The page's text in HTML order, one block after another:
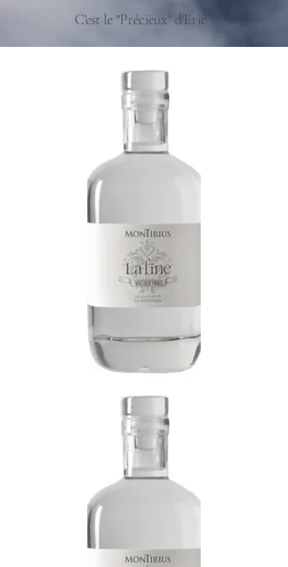
C'est le "Précieux" d'Eric !